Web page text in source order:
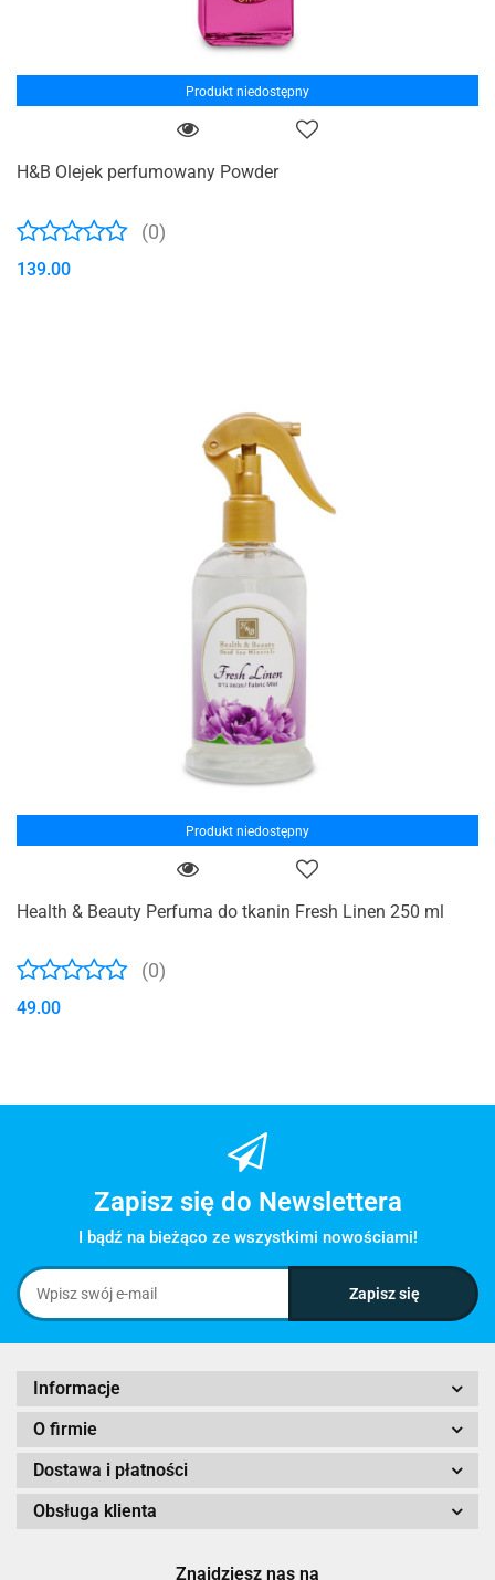
Produkt niedostępny
H&B Olejek perfumowany Powder
(0)
139.00
Produkt niedostępny
Health & Beauty Perfuma do tkanin Fresh Linen 250 ml
(0)
49.00
Zapisz się do Newslettera
I bądź na bieżąco ze wszystkimi nowościami!
Informacje
O firmie
Dostawa i płatności
Obsługa klienta
Znajdziesz nas na